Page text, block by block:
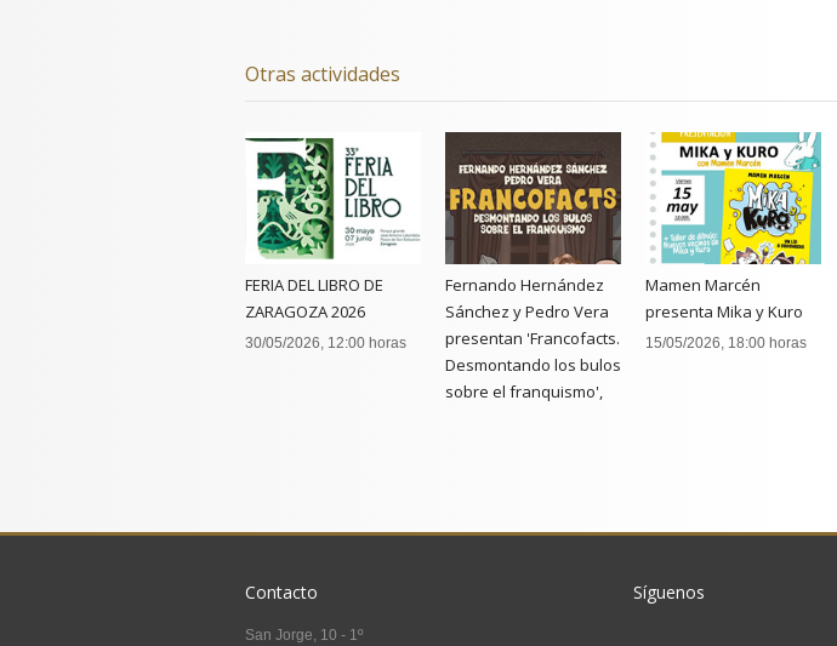
Otras actividades
FERIA DEL LIBRO DE
ZARAGOZA 2026
30/05/2026, 12:00 horas
Fernando Hernández
Sánchez y Pedro Vera
presentan 'Francofacts.
Desmontando los bulos
sobre el franquismo',
Mamen Marcén
presenta Mika y Kuro
15/05/2026, 18:00 horas
Contacto
San Jorge, 10 - 1º
Síguenos